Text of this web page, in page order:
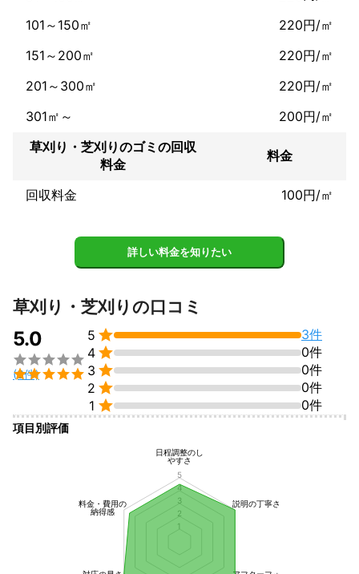
一級造園技能士（国家資格）
101～150㎡
220円/㎡
151～200㎡
220円/㎡
201～300㎡
220円/㎡
301㎡～
200円/㎡
草刈り・芝刈りのゴミの回収
料金
料金
回収料金 100円/㎡
詳しい料金を知りたい
草刈り・芝刈りの口コミ
5.0


(3件)
5 
3件
4 
0件
3 
0件
2 
0件
1  0件
項目別評価
日程調整のし
やすさ
説明の丁寧さ
料金・費用の
納得感
1
2
3
4
5